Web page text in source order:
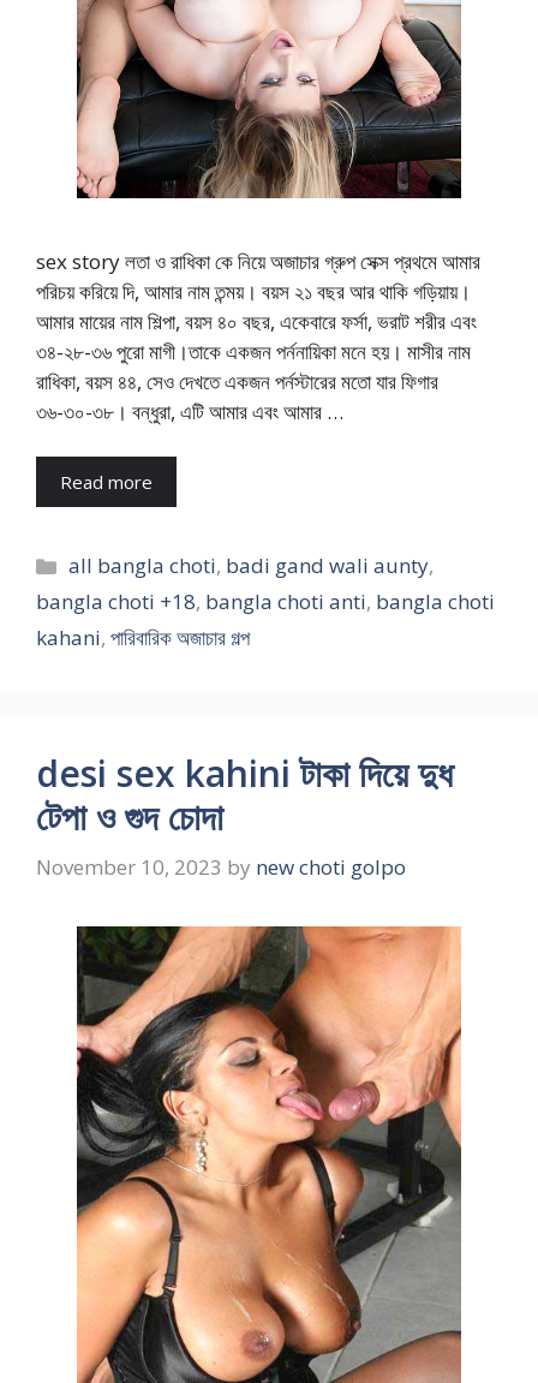
sex story লতা ও রাধিকা কে নিয়ে অজাচার গ্রুপ সেক্স প্রথমে আমার
পরিচয় করিয়ে দি, আমার নাম তন্ময়। বয়স ২১ বছর আর থাকি গড়িয়ায়।
আমার মায়ের নাম শিল্পা, বয়স ৪০ বছর, একেবারে ফর্সা, ভরাট শরীর এবং
৩৪-২৮-৩৬ পুরো মাগী।তাকে একজন পর্ননায়িকা মনে হয়। মাসীর নাম
রাধিকা, বয়স ৪৪, সেও দেখতে একজন পর্নস্টারের মতো যার ফিগার
৩৬-৩০-৩৮। বন্ধুরা, এটি আমার এবং আমার …
Read more
Categories
all bangla choti, badi gand wali aunty,
bangla choti +18, bangla choti anti, bangla choti
kahani, পারিবারিক অজাচার গল্প
desi sex kahini টাকা দিয়ে দুধ
টেপা ও গুদ চোদা
November 10, 2023 by new choti golpo